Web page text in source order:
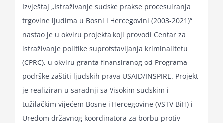
Izvještaj „Istraživanje sudske prakse procesuiranja
trgovine ljudima u Bosni i Hercegovini (2003-2021)“
nastao je u okviru projekta koji provodi Centar za
istraživanje politike suprotstavljanja kriminalitetu
(CPRC), u okviru granta finansiranog od Programa
podrške zaštiti ljudskih prava USAID/INSPIRE. Projekt
je realiziran u saradnji sa Visokim sudskim i
tužilačkim vijećem Bosne i Hercegovine (VSTV BiH) i
Uredom državnog koordinatora za borbu protiv